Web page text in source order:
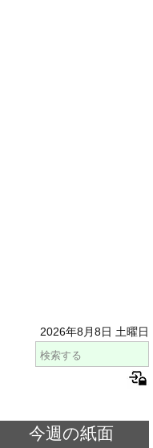
2026年8月8日 土曜日
今週の紙面